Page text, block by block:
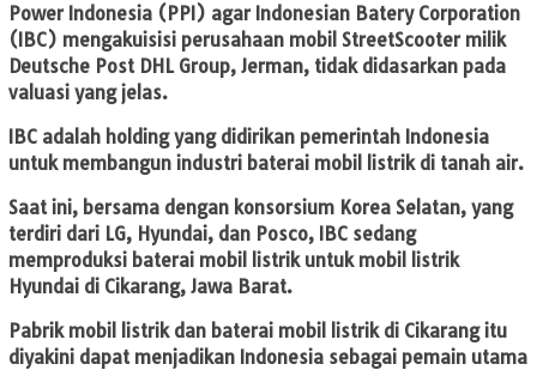
Power Indonesia (PPI) agar Indonesian Batery Corporation
(IBC) mengakuisisi perusahaan mobil StreetScooter milik
Deutsche Post DHL Group, Jerman, tidak didasarkan pada
valuasi yang jelas.
IBC adalah holding yang didirikan pemerintah Indonesia
untuk membangun industri baterai mobil listrik di tanah air.
Saat ini, bersama dengan konsorsium Korea Selatan, yang
terdiri dari LG, Hyundai, dan Posco, IBC sedang
memproduksi baterai mobil listrik untuk mobil listrik
Hyundai di Cikarang, Jawa Barat.
Pabrik mobil listrik dan baterai mobil listrik di Cikarang itu
diyakini dapat menjadikan Indonesia sebagai pemain utama